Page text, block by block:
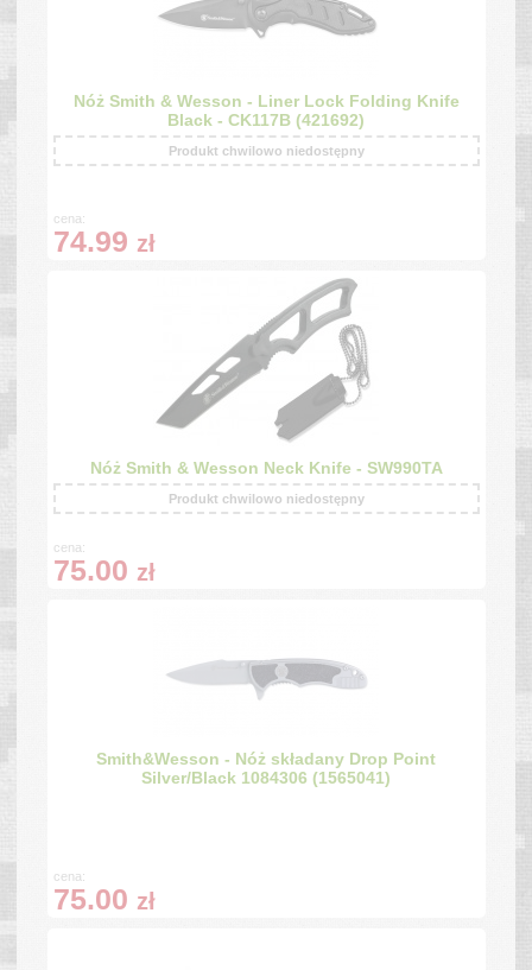
Nóż Smith & Wesson - Liner Lock Folding Knife
Black - CK117B (421692)
Produkt chwilowo niedostępny
cena:
74.99 zł
Nóż Smith & Wesson Neck Knife - SW990TA
Produkt chwilowo niedostępny
cena:
75.00 zł
Smith&Wesson - Nóż składany Drop Point
Silver/Black 1084306 (1565041)
cena:
75.00 zł